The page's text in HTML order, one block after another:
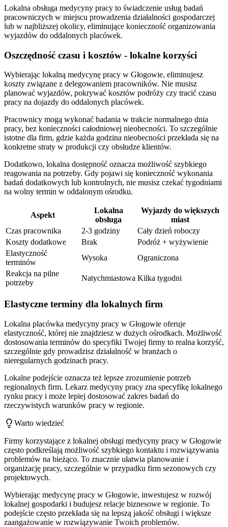
Lokalna obsługa medycyny pracy to świadczenie usług badań
pracowniczych w miejscu prowadzenia działalności gospodarczej
lub w najbliższej okolicy, eliminujące konieczność organizowania
wyjazdów do oddalonych placówek.
Oszczędność czasu i kosztów - lokalne korzyści
Wybierając lokalną medycynę pracy w Głogowie, eliminujesz
koszty związane z delegowaniem pracowników. Nie musisz
planować wyjazdów, pokrywać kosztów podróży czy tracić czasu
pracy na dojazdy do oddalonych placówek.
Pracownicy mogą wykonać badania w trakcie normalnego dnia
pracy, bez konieczności całodniowej nieobecności. To szczególnie
istotne dla firm, gdzie każda godzina nieobecności przekłada się na
konkretne straty w produkcji czy obsłudze klientów.
Dodatkowo, lokalna dostępność oznacza możliwość szybkiego
reagowania na potrzeby. Gdy pojawi się konieczność wykonania
badań dodatkowych lub kontrolnych, nie musisz czekać tygodniami
na wolny termin w oddalonym ośrodku.
Aspekt
Lokalna
obsługa
Wyjazdy do większych
miast
Czas pracownika
2-3 godziny
Cały dzień roboczy
Koszty dodatkowe
Brak
Podróż + wyżywienie
Elastyczność
terminów
Wysoka
Ograniczona
Reakcja na pilne
potrzeby
Natychmiastowa Kilka tygodni
Elastyczne terminy dla lokalnych firm
Lokalna placówka medycyny pracy w Głogowie oferuje
elastyczność, której nie znajdziesz w dużych ośrodkach. Możliwość
dostosowania terminów do specyfiki Twojej firmy to realna korzyść,
szczególnie gdy prowadzisz działalność w branżach o
nieregularnych godzinach pracy.
Lokalne podejście oznacza też lepsze zrozumienie potrzeb
regionalnych firm. Lekarz medycyny pracy zna specyfikę lokalnego
rynku pracy i może lepiej dostosować zakres badań do
rzeczywistych warunków pracy w regionie.
Warto wiedzieć
Firmy korzystające z lokalnej obsługi medycyny pracy w Głogowie
często podkreślają możliwość szybkiego kontaktu i rozwiązywania
problemów na bieżąco. To znacznie ułatwia planowanie i
organizację pracy, szczególnie w przypadku firm sezonowych czy
projektowych.
Wybierając medycynę pracy w Głogowie, inwestujesz w rozwój
lokalnej gospodarki i budujesz relacje biznesowe w regionie. To
podejście często przekłada się na lepszą jakość obsługi i większe
zaangażowanie w rozwiązywanie Twoich problemów.